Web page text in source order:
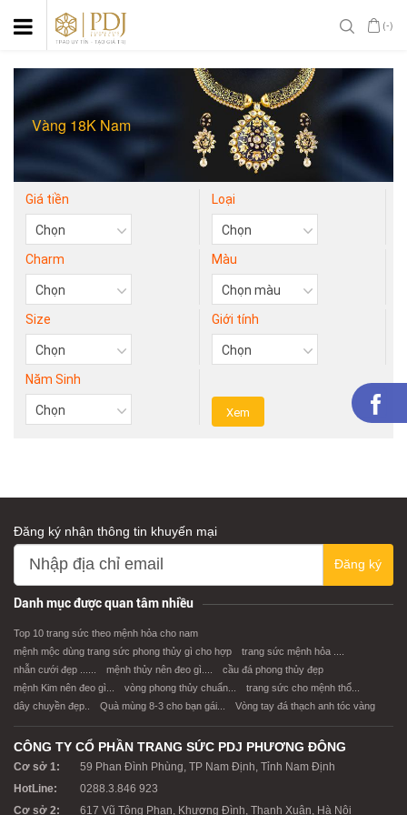
(-)
Vàng 18K Nam
Giá tiền Loại
Charm Màu
Size Giới tính
Năm Sinh
Đăng ký nhận thông tin khuyến mại
Đăng ký
Danh mục được quan tâm nhiều
Top 10 trang sức theo mệnh hỏa cho nam
mệnh mộc dùng trang sức phong thủy gì cho hợp
trang sức mệnh hỏa ....
nhẫn cưới đẹp ......
mệnh thủy nên đeo gì....
cầu đá phong thủy đẹp
mệnh Kim nên đeo gì...
vòng phong thủy chuẩn...
trang sức cho mệnh thổ...
dây chuyền đẹp..
Quà mùng 8-3 cho bạn gái... Vòng tay đá thạch anh tóc vàng
CÔNG TY CỔ PHẦN TRANG SỨC PDJ PHƯƠNG ĐÔNG
Cơ sở 1:
59 Phan Đình Phùng, TP Nam Định, Tỉnh Nam Định
HotLine:
0288.3.846 923
Cơ sở 2:
617 Vũ Tông Phan, Khương Đình, Thanh Xuân, Hà Nội